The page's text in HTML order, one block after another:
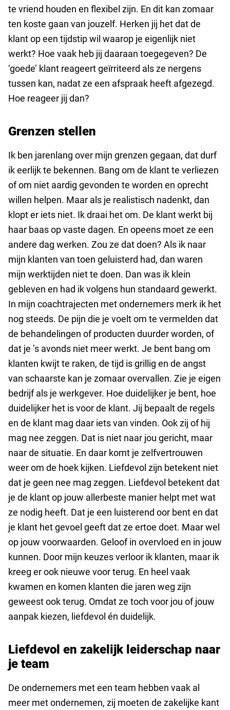
te vriend houden en flexibel zijn. En dit kan zomaar
ten koste gaan van jouzelf. Herken jij het dat de
klant op een tijdstip wil waarop je eigenlijk niet
werkt? Hoe vaak heb jij daaraan toegegeven? De
‘goede’ klant reageert geïrriteerd als ze nergens
tussen kan, nadat ze een afspraak heeft afgezegd.
Hoe reageer jij dan?
Grenzen stellen
Ik ben jarenlang over mijn grenzen gegaan, dat durf
ik eerlijk te bekennen. Bang om de klant te verliezen
of om niet aardig gevonden te worden en oprecht
willen helpen. Maar als je realistisch nadenkt, dan
klopt er iets niet. Ik draai het om. De klant werkt bij
haar baas op vaste dagen. En opeens moet ze een
andere dag werken. Zou ze dat doen? Als ik naar
mijn klanten van toen geluisterd had, dan waren
mijn werktijden niet te doen. Dan was ik klein
gebleven en had ik volgens hun standaard gewerkt.
In mijn coachtrajecten met ondernemers merk ik het
nog steeds. De pijn die je voelt om te vermelden dat
de behandelingen of producten duurder worden, of
dat je ’s avonds niet meer werkt. Je bent bang om
klanten kwijt te raken, de tijd is grillig en de angst
van schaarste kan je zomaar overvallen. Zie je eigen
bedrijf als je werkgever. Hoe duidelijker je bent, hoe
duidelijker het is voor de klant. Jij bepaalt de regels
en de klant mag daar iets van vinden. Ook zij of hij
mag nee zeggen. Dat is niet naar jou gericht, maar
naar de situatie. En daar komt je zelfvertrouwen
weer om de hoek kijken. Liefdevol zijn betekent niet
dat je geen nee mag zeggen. Liefdevol betekent dat
je de klant op jouw allerbeste manier helpt met wat
ze nodig heeft. Dat je een luisterend oor bent en dat
je klant het gevoel geeft dat ze ertoe doet. Maar wel
op jouw voorwaarden. Geloof in overvloed en in jouw
kunnen. Door mijn keuzes verloor ik klanten, maar ik
kreeg er ook nieuwe voor terug. En heel vaak
kwamen en komen klanten die jaren weg zijn
geweest ook terug. Omdat ze toch voor jou of jouw
aanpak kiezen, liefdevol én duidelijk.
Liefdevol en zakelijk leiderschap naar
je team
De ondernemers met een team hebben vaak al
meer met ondernemen, zij moeten de zakelijke kant